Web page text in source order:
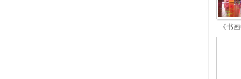
《书